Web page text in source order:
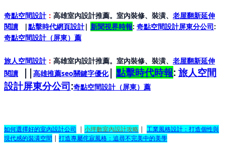
奇點空間設計： 高雄室內設計推薦。室內裝修、裝潢、 老屋翻新延伸
閱讀 |點擊時代網頁設計| 新聞視界時報: 奇點空間設計屏東分公司:
奇點空間設計（屏東） 薦
旅人空間設計： 高雄室內設計推薦。室內裝修、裝潢、 老屋翻新延伸
閱讀
||高雄推薦seo關鍵字優化| 點擊時代時報: 旅人空間
設計屏東分公司:奇點空間設計（屏東） 薦
如何選擇好的室內設計公司 | 小坪數室內設計攻略 | 工業風格設計：打造個性與
現代感的裝潢空間 | 打造專屬侘寂風格：追尋不完美中的美學